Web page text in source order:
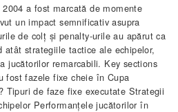
a fost marcată de momente
un impact semnificativ asupra
de colț și penalty-urile au apărut ca
atât strategiile tactice ale echipelor,
jucătorilor remarcabili. Key sections
fost fazele fixe cheie în Cupa
Tipuri de faze fixe executate Strategii
Performanțele jucătorilor în